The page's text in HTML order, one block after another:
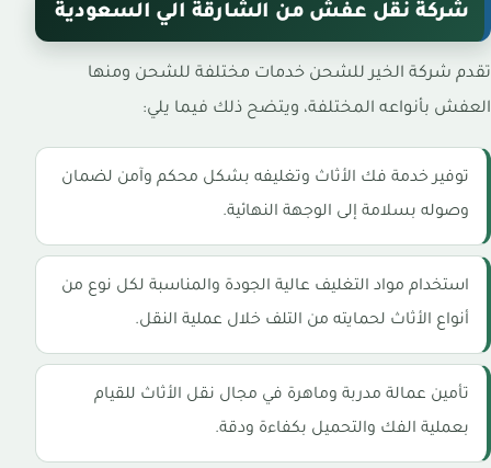
شركة نقل عفش من الشارقة الي السعودية
تقدم شركة الخير للشحن خدمات مختلفة للشحن ومنها
العفش بأنواعه المختلفة، ويتضح ذلك فيما يلي:
توفير خدمة فك الأثاث وتغليفه بشكل محكم وآمن لضمان
وصوله بسلامة إلى الوجهة النهائية.
استخدام مواد التغليف عالية الجودة والمناسبة لكل نوع من
أنواع الأثاث لحمايته من التلف خلال عملية النقل.
تأمين عمالة مدربة وماهرة في مجال نقل الأثاث للقيام
بعملية الفك والتحميل بكفاءة ودقة.